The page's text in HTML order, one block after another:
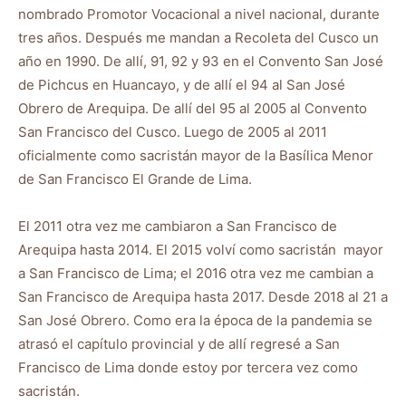
nombrado Promotor Vocacional a nivel nacional, durante
tres años. Después me mandan a Recoleta del Cusco un
año en 1990. De allí, 91, 92 y 93 en el Convento San José
de Pichcus en Huancayo, y de allí el 94 al San José
Obrero de Arequipa. De allí del 95 al 2005 al Convento
San Francisco del Cusco. Luego de 2005 al 2011
oficialmente como sacristán mayor de la Basílica Menor
de San Francisco El Grande de Lima.
El 2011 otra vez me cambiaron a San Francisco de
Arequipa hasta 2014. El 2015 volví como sacristán mayor
a San Francisco de Lima; el 2016 otra vez me cambian a
San Francisco de Arequipa hasta 2017. Desde 2018 al 21 a
San José Obrero. Como era la época de la pandemia se
atrasó el capítulo provincial y de allí regresé a San
Francisco de Lima donde estoy por tercera vez como
sacristán.